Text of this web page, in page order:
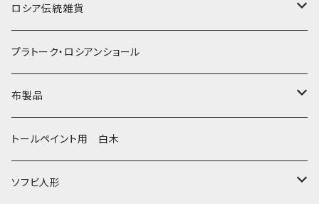
ノリンスクの子達
動物マトリョーシカ
セミョーノフの子達
その他のマトショーシカ
キーロフの子達
ナジェジダ・イワンツォワ
リュボーフィ・ブズイキナ
タチアナ ドゥビニッチ
エレナ・イワンツォワ
バローニナ・マリヤ
キャニスター
白樺編み
トレイ・平皿
白樺靴
白樺その他
ニードルケース・お針刺し
ベル・起きあがりこぼし
オルゴール
キッチン
イースターエッグ
ロシア伝統雑貨
ホフロマ
アルハンゲリスク
ゴロジェッツ
ジョストボ
プラトーク・ロシアンショール
布製品
キッチンクロス
ソビエトデザイン 昔の布
トールペイント用 白木
ソフビ人形